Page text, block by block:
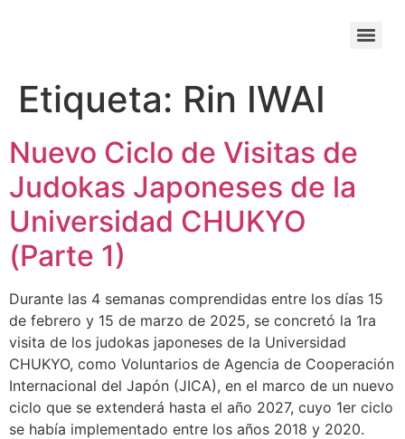
Etiqueta: Rin IWAI
Nuevo Ciclo de Visitas de
Judokas Japoneses de la
Universidad CHUKYO
(Parte 1)
Durante las 4 semanas comprendidas entre los días 15
de febrero y 15 de marzo de 2025, se concretó la 1ra
visita de los judokas japoneses de la Universidad
CHUKYO, como Voluntarios de Agencia de Cooperación
Internacional del Japón (JICA), en el marco de un nuevo
ciclo que se extenderá hasta el año 2027, cuyo 1er ciclo
se había implementado entre los años 2018 y 2020.